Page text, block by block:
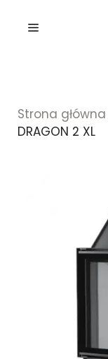
Strona główna
DRAGON 2 XL